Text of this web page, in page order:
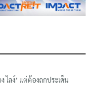
ไลง์’ แต่ต้องถกประเด็น